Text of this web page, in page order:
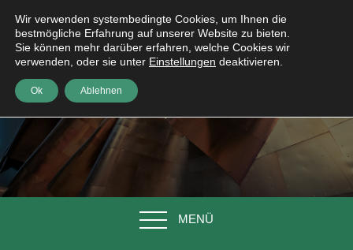
MENÜ
Wir verwenden systembedingte Cookies, um Ihnen die
bestmögliche Erfahrung auf unserer Website zu bieten.
Sie können mehr darüber erfahren, welche Cookies wir
verwenden, oder sie unter Einstellungen deaktivieren.
Ok Ablehnen